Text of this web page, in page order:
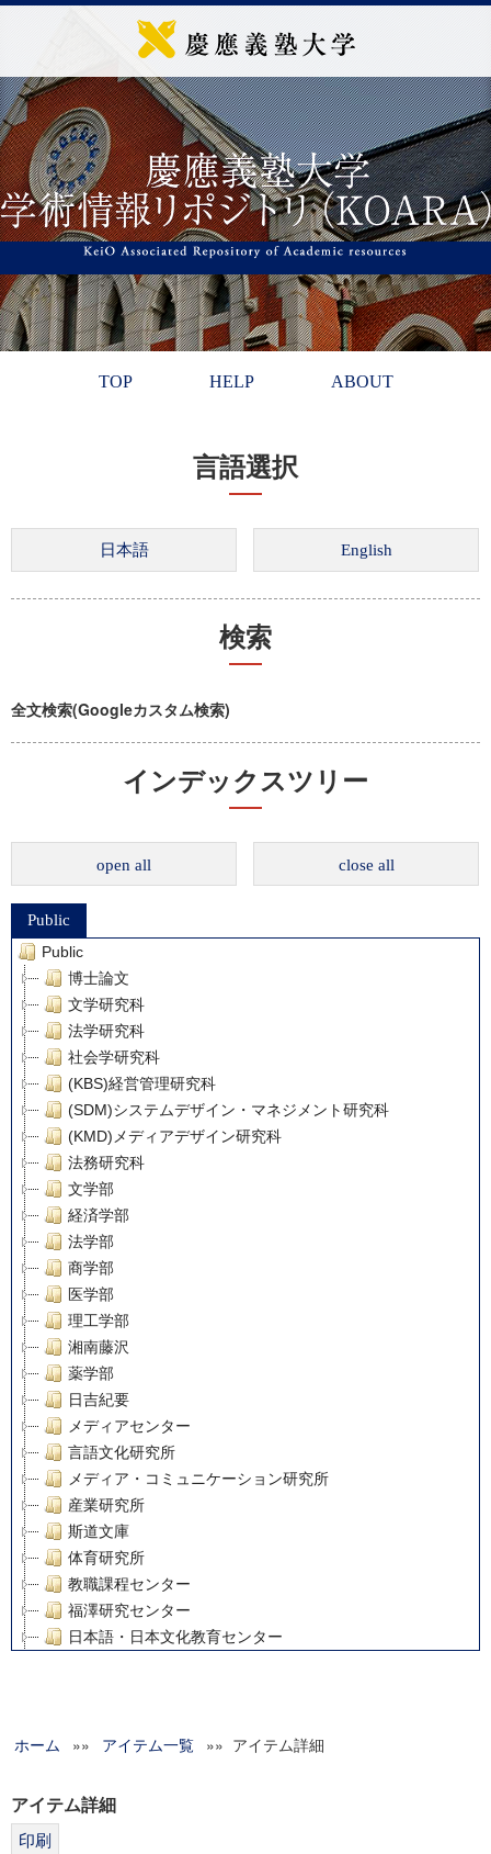
TOP HELP ABOUT
言語選択
検索
全文検索(Googleカスタム検索)
インデックスツリー
open all close all
Public
Public
博士論文
文学研究科
法学研究科
社会学研究科
(KBS)経営管理研究科
(SDM)システムデザイン・マネジメント研究科
(KMD)メディアデザイン研究科
法務研究科
文学部
経済学部
法学部
商学部
医学部
理工学部
湘南藤沢
薬学部
日吉紀要
メディアセンター
言語文化研究所
メディア・コミュニケーション研究所
産業研究所
斯道文庫
体育研究所
教職課程センター
福澤研究センター
日本語・日本文化教育センター
グローバルリサーチインスティテュート
科学研究費補助金研究成果報告書
ホーム »» アイテム一覧 »» アイテム詳細
アイテム詳細